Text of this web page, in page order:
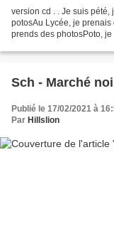
version cd . . Je suis pété,
potosAu Lycée, je
prends des photosPoto,
Sch - Marché
Publié le 17/02/2021 à
Par Hillslion